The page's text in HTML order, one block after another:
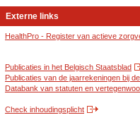
Externe links
HealthPro - Register van actieve
Publicaties in het Belgisch Staatsblad
Publicaties van de jaarrekeningen bij
Databank van statuten en
Check inhoudingsplicht